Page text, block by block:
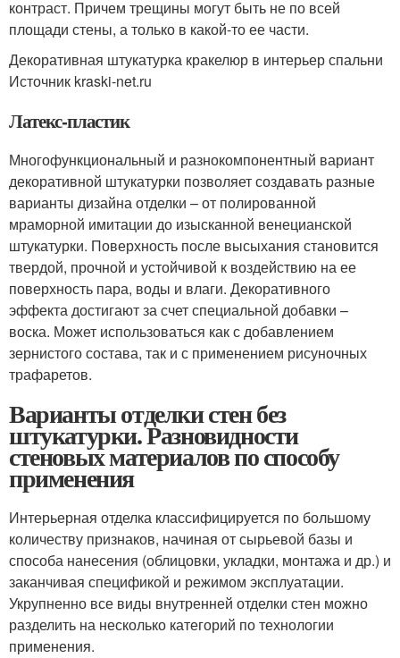
контраст. Причем трещины могут быть не по всей
площади стены, а только в какой-то ее части.
Декоративная штукатурка кракелюр в интерьер спальни
Источник kraski-net.ru
Латекс-пластик
Многофункциональный и разнокомпонентный вариант
декоративной штукатурки позволяет создавать разные
варианты дизайна отделки – от полированной
мраморной имитации до изысканной венецианской
штукатурки. Поверхность после высыхания становится
твердой, прочной и устойчивой к воздействию на ее
поверхность пара, воды и влаги. Декоративного
эффекта достигают за счет специальной добавки –
воска. Может использоваться как с добавлением
зернистого состава, так и с применением рисуночных
трафаретов.
Варианты отделки стен без
штукатурки. Разновидности
стеновых материалов по способу
применения
Интерьерная отделка классифицируется по большому
количеству признаков, начиная от сырьевой базы и
способа нанесения (облицовки, укладки, монтажа и др.) и
заканчивая спецификой и режимом эксплуатации.
Укрупненно все виды внутренней отделки стен можно
разделить на несколько категорий по технологии
применения.